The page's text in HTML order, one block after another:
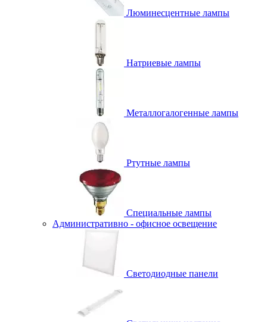
Люминесцентные лампы
Натриевые лампы
Металлогалогенные лампы
Ртутные лампы
Специальные лампы
Административно - офисное освещение
Светодиодные панели